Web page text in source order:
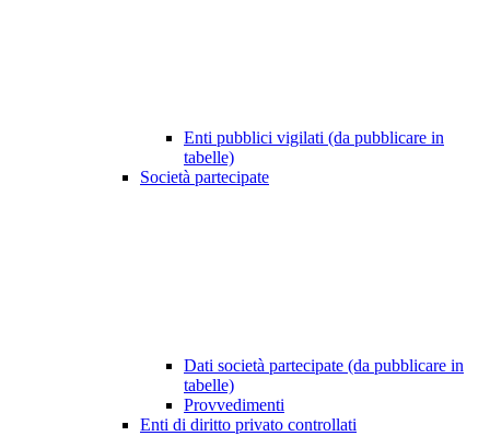
Enti pubblici vigilati (da pubblicare in
tabelle)
Società partecipate
Dati società partecipate (da pubblicare in
tabelle)
Provvedimenti
Enti di diritto privato controllati